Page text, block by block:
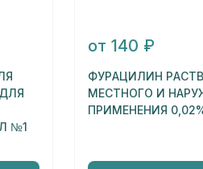
№1
от 140 ₽
ФУРАЦИЛИН
МЕСТНОГО И
ПРИМЕНЕНИЯ